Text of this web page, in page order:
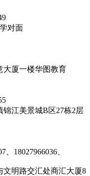
对面
大厦一楼华图教育
江美景城B区27栋2层
18027966036、
明路交汇处商汇大厦8